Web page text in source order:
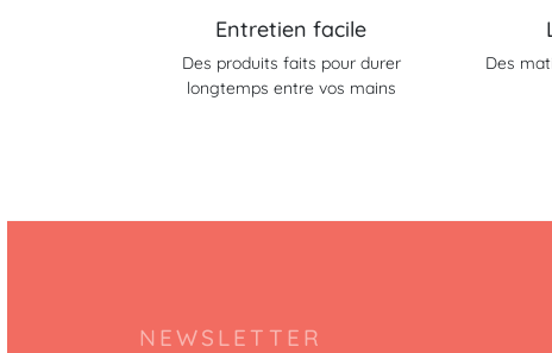
Entretien facile
Des produits faits pour durer
longtemps entre vos mains
Des
NEWSLETTER